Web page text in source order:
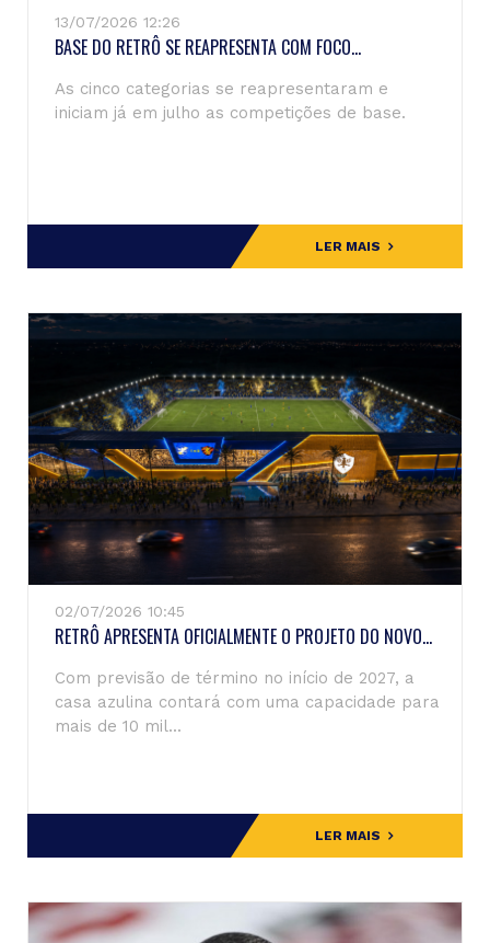
13/07/2026 12:26
BASE DO RETRÔ SE REAPRESENTA COM FOCO...
As cinco categorias se reapresentaram e
iniciam já em julho as competições de base.
LER MAIS
02/07/2026 10:45
RETRÔ APRESENTA OFICIALMENTE O PROJETO DO NOVO...
Com previsão de término no início de 2027, a
casa azulina contará com uma capacidade para
mais de 10 mil...
LER MAIS